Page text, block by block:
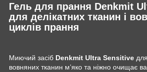
Гель для прання Denkmit
для делікатних тканин і
циклів прання
Миючий засіб Denkmit Ultra Sensitive
вовняних тканин м’яко та ніжно очищає